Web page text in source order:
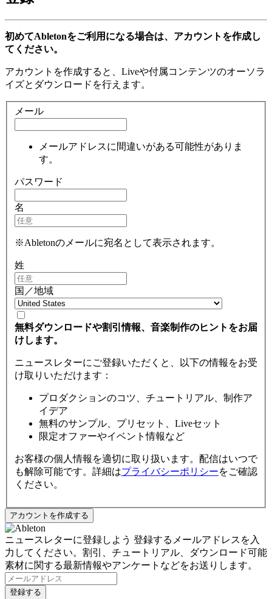
初めてAbletonをご利用になる場合は、アカウントを作成し
てください。
アカウントを作成すると、Liveや付属コンテンツのオーソラ
イズとダウンロードを行えます。
メール
メールアドレスに間違いがある可能性がありま
す。
パスワード
名
※Abletonのメールに宛名として表示されます。
姓
国／地域
無料ダウンロードや割引情報、音楽制作のヒントをお届
けします。
ニュースレターにご登録いただくと、以下の情報をお受
け取りいただけます：
プロダクションのコツ、チュートリアル、制作ア
イデア
無料のサンプル、プリセット、Liveセット
限定オファーやイベント情報など
お客様の個人情報を適切に取り扱います。配信はいつで
も解除可能です。詳細はプライバシーポリシーをご確認
ください。
ニュースレターに登録しよう 登録するメールアドレスを入
力してください。割引、チュートリアル、ダウンロード可能
素材に関する最新情報やアンケートなどをお送りします。